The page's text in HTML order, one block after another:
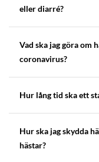
eller diarré?
Vad ska jag göra om
coronavirus?
Hur lång tid ska ett
Hur ska jag skydda
hästar?